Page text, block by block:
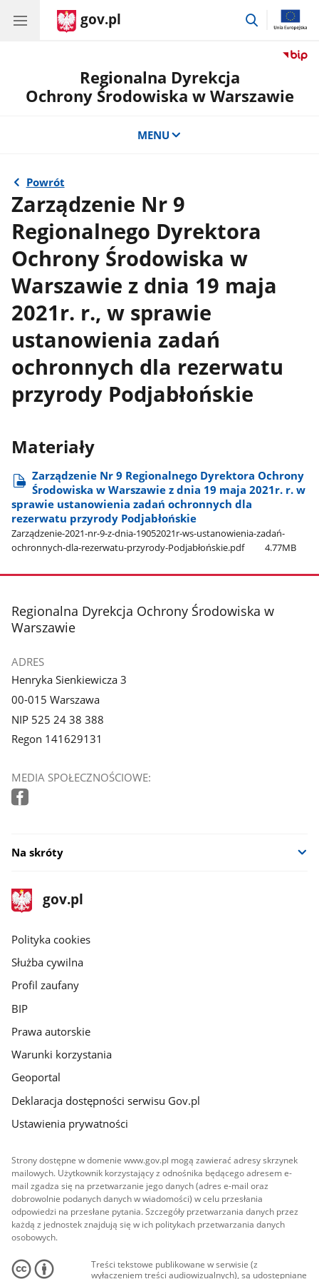
gov.pl
przejdź
Regionalna Dyrekcja
Ochrony Środowiska w Warszawie
MENU
Powrót
Zarządzenie Nr 9
Regionalnego Dyrektora
Ochrony Środowiska w
Warszawie z dnia 19 maja
2021r. r., w sprawie
ustanowienia zadań
ochronnych dla rezerwatu
przyrody Podjabłońskie
Materiały
Zarządzenie Nr 9 Regionalnego Dyrektora Ochrony
Środowiska w Warszawie z dnia 19 maja 2021r. r. w
sprawie ustanowienia zadań ochronnych dla
rezerwatu przyrody Podjabłońskie
Zarządzenie-2021-nr-9-z-dnia-19052021r-ws-ustanowienia-zadań-
ochronnych-dla-rezerwatu-przyrody-Podjabłońskie.pdf
4.77MB
stopka
Regionalna Dyrekcja Ochrony Środowiska w
Warszawie
ADRES
Henryka Sienkiewicza 3
00-015 Warszawa
NIP 525 24 38 388
Regon 141629131
MEDIA SPOŁECZNOŚCIOWE:
Na skróty
stopka
gov.pl
Strona
gov.pl
gov.pl
Polityka cookies
Służba cywilna
Profil zaufany
BIP
Prawa autorskie
Warunki korzystania
Geoportal
Deklaracja dostępności serwisu Gov.pl
Ustawienia prywatności
Strony dostępne w domenie www.gov.pl mogą zawierać adresy skrzynek
mailowych. Użytkownik korzystający z odnośnika będącego adresem e-
mail zgadza się na przetwarzanie jego danych (adres e-mail oraz
dobrowolnie podanych danych w wiadomości) w celu przesłania
odpowiedzi na przesłane pytania. Szczegóły przetwarzania danych przez
każdą z jednostek znajdują się w ich politykach przetwarzania danych
osobowych.
Treści tekstowe publikowane w serwisie (z
wyłączeniem treści audiowizualnych), są udostępniane